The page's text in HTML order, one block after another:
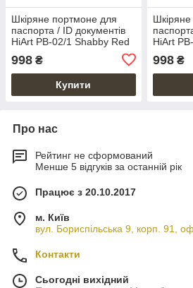
Шкіряне портмоне для
паспорта / ID документів
HiArt PB-02/1 Shabby Red
998 ₴
Купити
HiArt
world"
998₴
Про нас
Рейтинг не сформований
Менше 5 відгуків за останній рік
Працює з 20.10.2017
м. Київ
вул. Бориспільська 9, корп. 91,
Контакти
Сьогодні вихідний